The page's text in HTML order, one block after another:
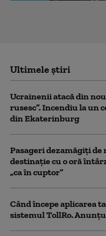
Ultimele știri
Ucrainenii atacă din
rusesc”. Incendiu la
din Ekaterinburg
Pasageri dezamăgiți de
destinație cu o oră
„ca în cuptor”
Când începe aplicarea
sistemul TollRo.